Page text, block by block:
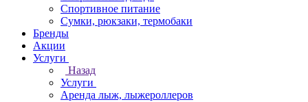
Спортивное питание
Сумки, рюкзаки, термобаки
Бренды
Акции
Услуги
Назад
Услуги
Аренда лыж, лыжероллеров